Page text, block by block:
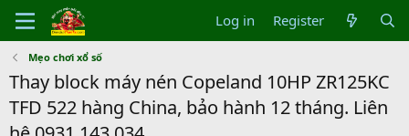
Log in Register
Mẹo chơi xổ số
Thay block máy nén Copeland 10HP ZR125KC
TFD 522 hàng China, bảo hành 12 tháng. Liên